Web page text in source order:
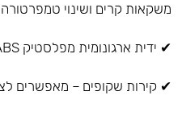
משקאות קרים ושינוי
✔ ידית ארגונומית מפלסטיק ABS מט – אחיזה נוחה ובטוחה.
✔ קירות שקופים – מאפשרים